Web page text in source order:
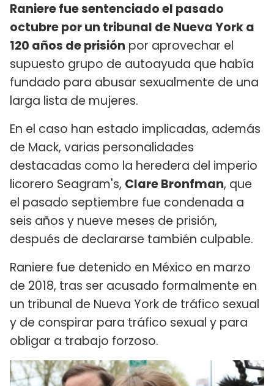
Raniere fue sentenciado el pasado
octubre por un tribunal de Nueva York a
120 años de prisión por aprovechar el
supuesto grupo de autoayuda que había
fundado para abusar sexualmente de una
larga lista de mujeres.
En el caso han estado implicadas, además
de Mack, varias personalidades
destacadas como la heredera del imperio
licorero Seagram's, Clare Bronfman, que
el pasado septiembre fue condenada a
seis años y nueve meses de prisión,
después de declararse también culpable.
Raniere fue detenido en México en marzo
de 2018, tras ser acusado formalmente en
un tribunal de Nueva York de tráfico sexual
y de conspirar para tráfico sexual y para
obligar a trabajo forzoso.